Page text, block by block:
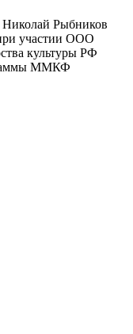
Рыбников
участии ООО
культуры РФ
ММКФ